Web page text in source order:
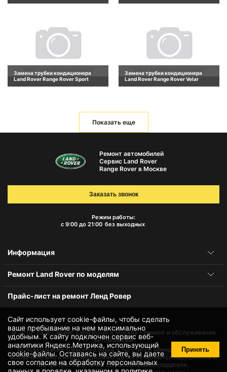
Замена трубки кондиционера
Land Rover Range Rover Sport
Замена трубки кондиционера
Land Rover Range Rover Velar
Показать еще
Сайт использует cookie-файлы, чтобы сделать
ваше пребывание на нем максимально
удобным. К cайту подключен сервис веб-
аналитики Яндекс.Метрика, использующий
cookie-файлы. Оставаясь на сайте, вы даете
своесогласие на обработку персональных
Принять
Ремонт автомобилей
Сервис Land Rover
Range Rover в Москве
Режим работы:
с 9:00 до 21:00 без выходных
Заказать звонок
Информация
Ремонт Land Rover по моделям
Прайс-лист на ремонт Ленд Ровер
© 2010-2026Сервис Land Rover в Москве – ремонт и обслуживание
автомобилей
Использование товарного знака и логотипов бренда происходит
исключительно в информационных целях не является нарушением и
не требует получения согласия правообладателя.